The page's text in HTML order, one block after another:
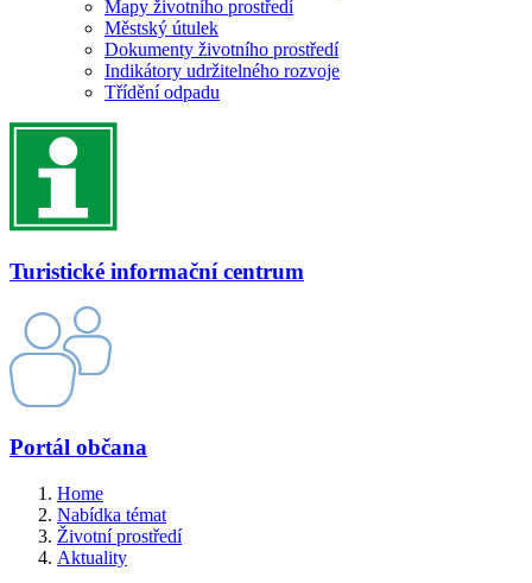
Mapy životního prostředí
Městský útulek
Dokumenty životního prostředí
Indikátory udržitelného rozvoje
Třídění odpadu
Turistické informační centrum
Portál občana
Home
Nabídka témat
Životní prostředí
Aktuality